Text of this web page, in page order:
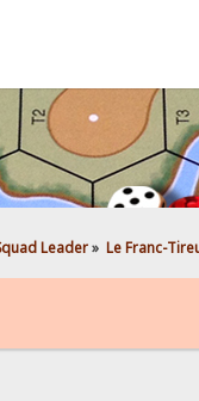
Leader» Le Franc-